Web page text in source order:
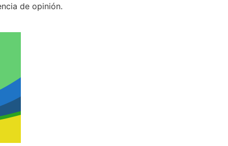
de opinión.